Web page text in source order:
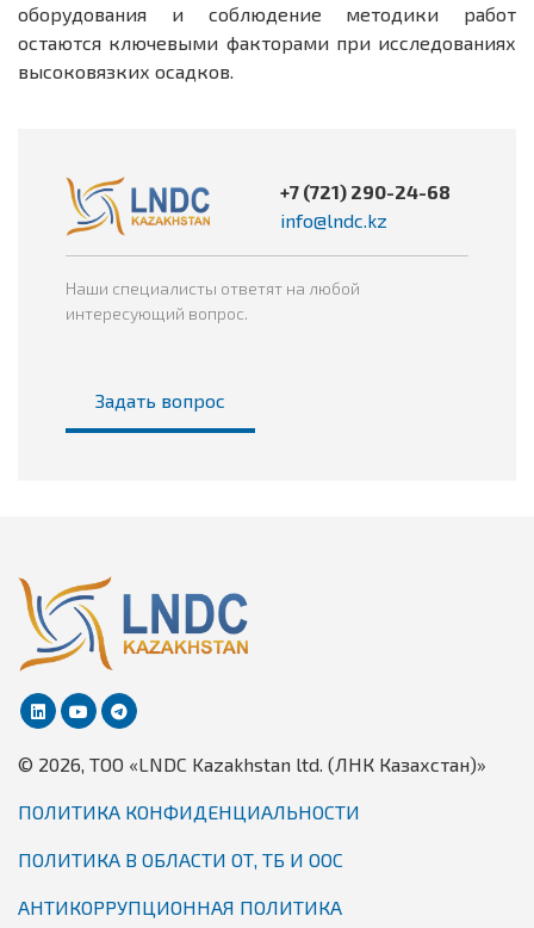
оборудования и соблюдение методики работ
остаются ключевыми факторами при исследованиях
высоковязких осадков.
+7 (721) 290-24-68
info@lndc.kz
Наши специалисты ответят на любой
интересующий вопрос.
Задать вопрос
© 2026, TОО «LNDC Kazakhstan ltd. (ЛНК Казахстан)»
ПОЛИТИКА КОНФИДЕНЦИАЛЬНОСТИ
ПОЛИТИКА В ОБЛАСТИ ОТ, ТБ И ООС
АНТИКОРРУПЦИОННАЯ ПОЛИТИКА